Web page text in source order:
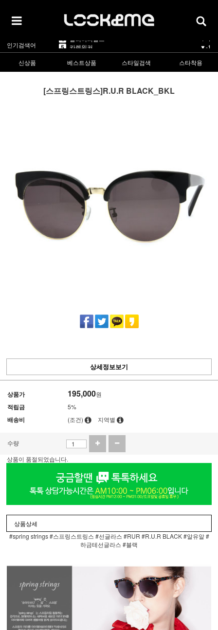
인기검색어
2 마스카 ▲3
린드버그 ▲1
5 카렌워커 ▼-1
1 라피스센시블레
▲5
신상품
베스트상품 스타일검색 스타착용
[스프링스트링스]R.U.R BLACK_BKL
상세정보보기
상품가 195,000원
적립금 5%
배송비 (조건) 지역별
수량
상품이 품절되었습니다.
상품상세
#spring strings #스프링스트링스 #선글라스 #RUR #R.U.R BLACK #알유알 #
하금테선글라스 #블랙